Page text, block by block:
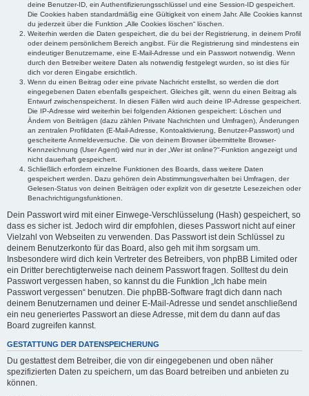
deine Benutzer-ID, ein Authentifizierungsschlüssel und eine Session-ID gespeichert.
Die Cookies haben standardmäßig eine Gültigkeit von einem Jahr. Alle Cookies kannst
du jederzeit über die Funktion „Alle Cookies löschen“ löschen.
Weiterhin werden die Daten gespeichert, die du bei der Registrierung, in deinem Profil
oder deinem persönlichem Bereich angibst. Für die Registrierung sind mindestens ein
eindeutiger Benutzername, eine E-Mail-Adresse und ein Passwort notwendig. Wenn
durch den Betreiber weitere Daten als notwendig festgelegt wurden, so ist dies für
dich vor deren Eingabe ersichtlich.
Wenn du einen Beitrag oder eine private Nachricht erstellst, so werden die dort
eingegebenen Daten ebenfalls gespeichert. Gleiches gilt, wenn du einen Beitrag als
Entwurf zwischenspeicherst. In diesen Fällen wird auch deine IP-Adresse gespeichert.
Die IP-Adresse wird weiterhin bei folgenden Aktionen gespeichert: Löschen und
Ändern von Beiträgen (dazu zählen Private Nachrichten und Umfragen), Änderungen
an zentralen Profildaten (E-Mail-Adresse, Kontoaktivierung, Benutzer-Passwort) und
gescheiterte Anmeldeversuche. Die von deinem Browser übermittelte Browser-
Kennzeichnung (User Agent) wird nur in der „Wer ist online?“-Funktion angezeigt und
nicht dauerhaft gespeichert.
Schließlich erfordern einzelne Funktionen des Boards, dass weitere Daten
gespeichert werden. Dazu gehören dein Abstimmungsverhalten bei Umfragen, der
Gelesen-Status von deinen Beiträgen oder explizit von dir gesetzte Lesezeichen oder
Benachrichtigungsfunktionen.
Dein Passwort wird mit einer Einwege-Verschlüsselung (Hash) gespeichert, so
dass es sicher ist. Jedoch wird dir empfohlen, dieses Passwort nicht auf einer
Vielzahl von Webseiten zu verwenden. Das Passwort ist dein Schlüssel zu
deinem Benutzerkonto für das Board, also geh mit ihm sorgsam um.
Insbesondere wird dich kein Vertreter des Betreibers, von phpBB Limited oder
ein Dritter berechtigterweise nach deinem Passwort fragen. Solltest du dein
Passwort vergessen haben, so kannst du die Funktion „Ich habe mein
Passwort vergessen“ benutzen. Die phpBB-Software fragt dich dann nach
deinem Benutzernamen und deiner E-Mail-Adresse und sendet anschließend
ein neu generiertes Passwort an diese Adresse, mit dem du dann auf das
Board zugreifen kannst.
GESTATTUNG DER DATENSPEICHERUNG
Du gestattest dem Betreiber, die von dir eingegebenen und oben näher
spezifizierten Daten zu speichern, um das Board betreiben und anbieten zu
können.